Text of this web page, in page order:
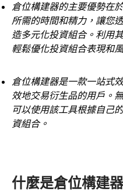
倉位構建器的主要優勢在
所需的時間和精力，讓您
造多元化投資組合。利用
輕鬆優化投資組合表現和
倉位構建器是一款一站式
效地交易衍生品的用戶。
可以使用該工具根據自己
資組合。
什麼是倉位構建